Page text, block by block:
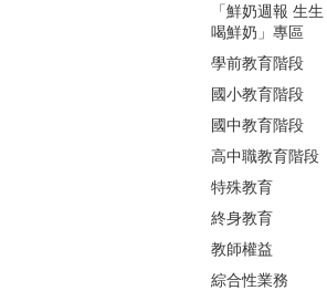
「鮮奶週報 生生
喝鮮奶」專區
學前教育階段
國小教育階段
國中教育階段
高中職教育階段
特殊教育
終身教育
教師權益
綜合性業務